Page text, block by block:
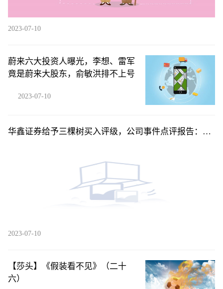
2023-07-10
蔚来六大投资人曝光，李想、雷军
竟是蔚来大股东，俞敏洪排不上号
2023-07-10
华鑫证券给予三棵树买入评级，公司事件点评报告：Q2
2023-07-10
【莎头】《假装看不见》（二十
六）